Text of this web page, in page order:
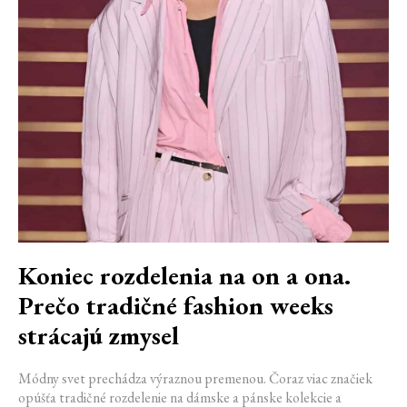
Koniec rozdelenia na on a ona.
Prečo tradičné fashion weeks
strácajú zmysel
Módny svet prechádza výraznou premenou. Čoraz viac značiek
opúšťa tradičné rozdelenie na dámske a pánske kolekcie a